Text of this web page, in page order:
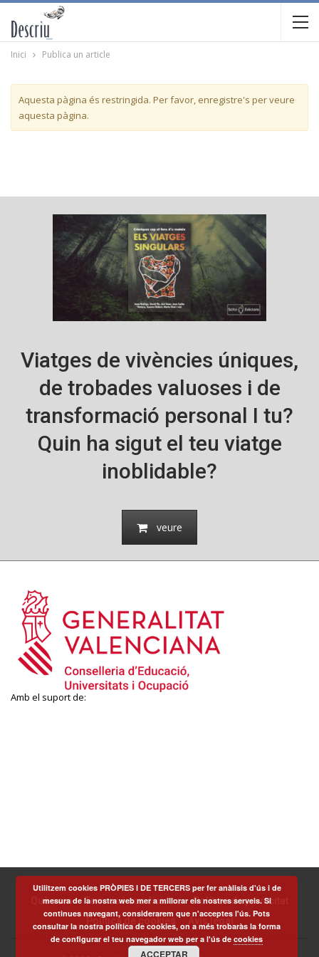
Inici Publica un article
Aquesta pàgina és restringida. Per favor, enregistre's per veure
aquesta pàgina.
Viatges de vivències úniques,
de trobades valuoses i de
transformació personal I tu?
Quin ha sigut el teu viatge
inoblidable?
veure
Amb el suport de:
Què som Termes i condicions
Política de privacitat
Política de cookies
Avís legal
Utilitzem cookies PRÒPIES I DE TERCERS per fer anàlisis d'ús i de
mesura de la nostra web mer a millorar els nostres serveis. Si
continues navegant, considerarem que n'acceptes l'ús. Pots
consultar la nostra política de cookies, on a més trobaràs la forma
de configurar el teu navegador web per a l'ús decookies
ACCEPTAR